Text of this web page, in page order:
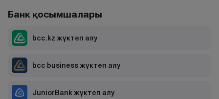
Банк қосымшалары
bcc.kz жүктеп алу
bcc business жүктеп алу
JuniorBank жүктеп алу